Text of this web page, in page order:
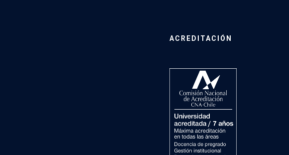
ACREDITACIÓN